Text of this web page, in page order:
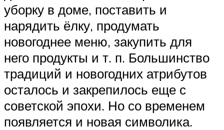
уборку в доме, поставить и
нарядить ёлку, продумать
новогоднее меню, закупить для
него продукты и т. п. Большинство
традиций и новогодних атрибутов
осталось и закрепилось еще с
советской эпохи. Но со временем
появляется и новая символика.